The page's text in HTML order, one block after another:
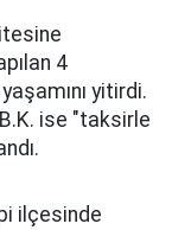
4
yitirdi.
ise "taksirle
ilçesinde